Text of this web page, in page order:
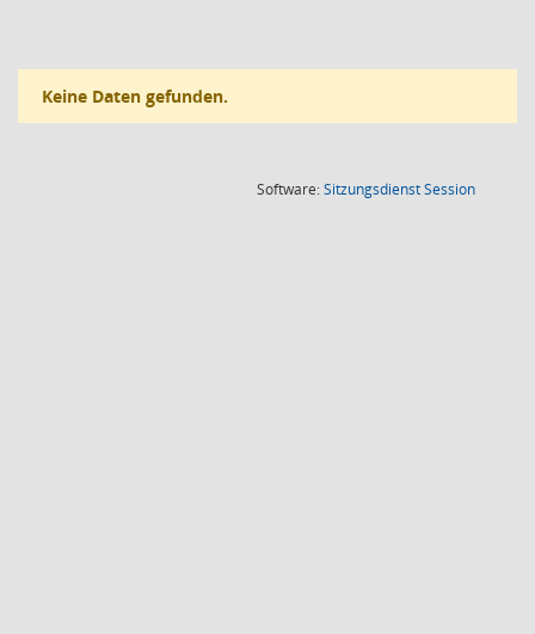
Keine Daten gefunden.
Software:SitzungsdienstSession(Wird in